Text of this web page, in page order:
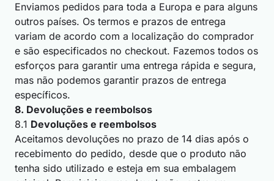
Enviamos pedidos para toda a Europa e para alguns
outros países. Os termos e prazos de entrega
variam de acordo com a localização do comprador
e são especificados no checkout. Fazemos todos os
esforços para garantir uma entrega rápida e segura,
mas não podemos garantir prazos de entrega
específicos.
8. Devoluções e reembolsos
8.1 Devoluções e reembolsos
Aceitamos devoluções no prazo de 14 dias após o
recebimento do pedido, desde que o produto não
tenha sido utilizado e esteja em sua embalagem